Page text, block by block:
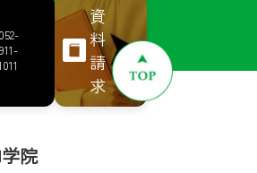
052-
911-
資
料
請
求
院